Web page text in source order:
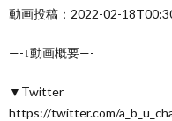
動画投稿：2022-02-
—-↓動画概要—-
▼Twitter
https://twitter.com/